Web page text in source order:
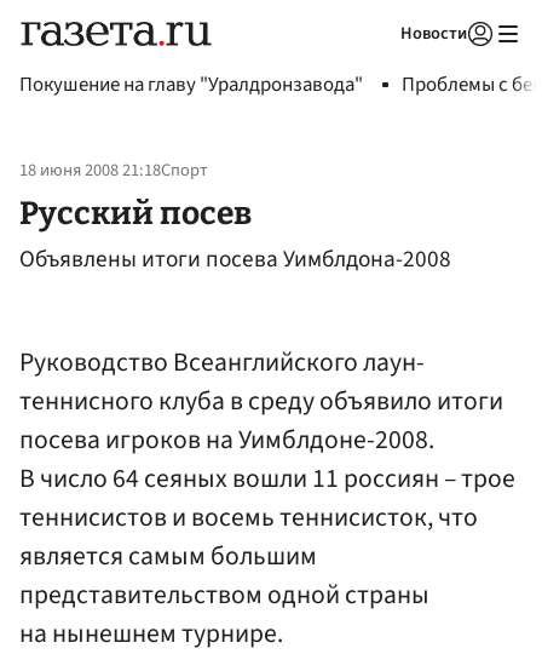
Новости
Покушение на главу "Уралдронзавода" Проблемы с
18 июня 2008 21:18Спорт
Русский посев
Объявлены итоги посева Уимблдона-2008
Руководство Всеанглийского лаун-
теннисного клуба в среду объявило итоги
посева игроков на Уимблдоне-2008.
В число 64 сеяных вошли 11 россиян – трое
теннисистов и восемь теннисисток, что
является самым большим
представительством одной страны
на нынешнем турнире.